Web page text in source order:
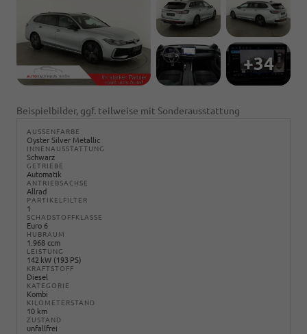
+34
Beispielbilder, ggf. teilweise mit Sonderausstattung
AUSSENFARBE
Oyster Silver Metallic
INNENAUSSTATTUNG
Schwarz
GETRIEBE
Automatik
ANTRIEBSACHSE
Allrad
PARTIKELFILTER
1
SCHADSTOFFKLASSE
Euro 6
HUBRAUM
1.968 ccm
LEISTUNG
142 kW (193 PS)
KRAFTSTOFF
Diesel
KATEGORIE
Kombi
KILOMETERSTAND
10 km
ZUSTAND
unfallfrei